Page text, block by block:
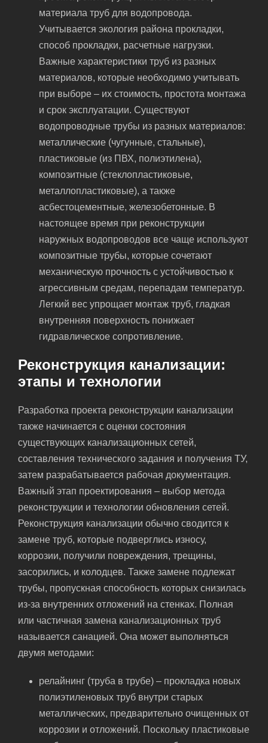
материала труб для водопровода.
Учитывается экология района прокладки,
способ прокладки, расчетные нагрузки.
Важные характеристики труб из разных
материалов, которые необходимо учитывать
при выборе – их стоимость, простота монтажа
и срок эксплуатации. Существуют
водопроводные трубы из разных материалов:
металлические (чугунные, стальные),
пластиковые (из ПВХ, полиэтилена),
композитные (стеклопластиковые,
металлопластиковые), а также
асбестоцементные, железобетонные. В
настоящее время при реконструкции
наружных водопроводов все чаще используют
композитные трубы, которые сочетают
механическую прочность с устойчивостью к
агрессивным средам, перепадам температур.
Легкий вес упрощает монтаж труб, гладкая
внутренняя поверхность понижает
гидравлическое сопротивление.
Реконструкция канализации:
этапы и технологии
Разработка проекта реконструкции канализации
также начинается с оценки состояния
существующих канализационных сетей,
составления технического задания и получения ТУ,
затем разрабатывается рабочая документация.
Важный этап проектирования – выбор метода
реконструкции и технологии обновления сетей.
Реконструкция канализации обычно сводится к
замене труб, которые подверглись износу,
коррозии, получили повреждения, трещины,
засорились, и колодцев. Также замене подлежат
трубы, пропускная способность которых снизилась
из-за внутренних отложений на стенках. Полная
или частичная замена канализационных труб
называется санацией. Она может выполняться
двумя методами:
релайнинг (труба в трубе) – прокладка новых
полиэтиленовых труб внутри старых
металлических, предварительно очищенных от
коррозии и отложений. Поскольку пластиковые